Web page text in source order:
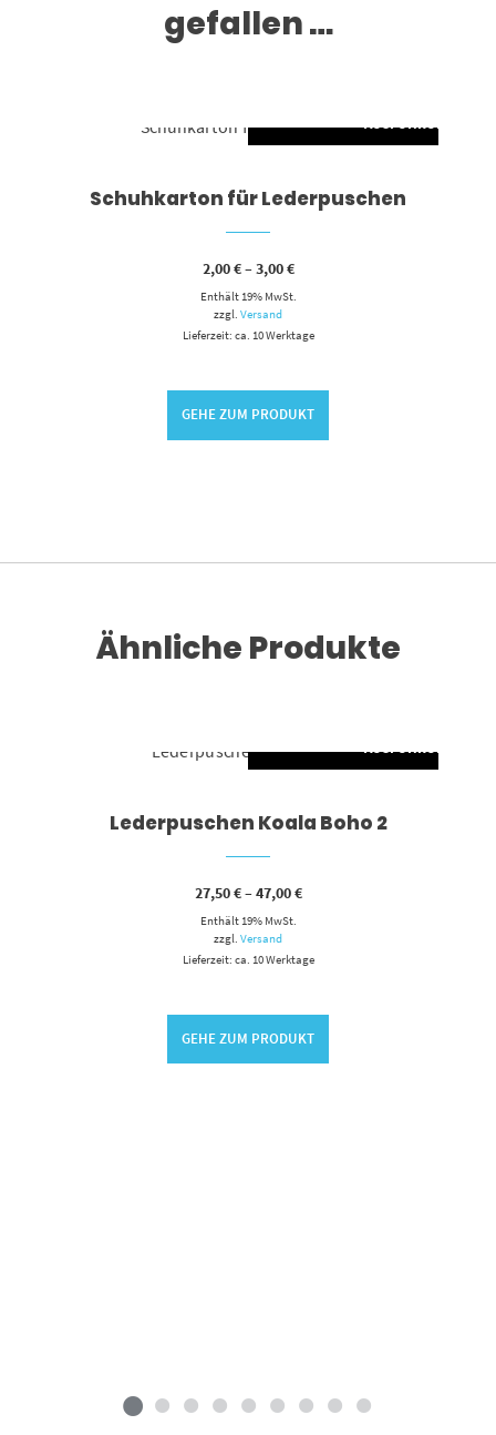
gefallen …
Dieses Produkt weist mehrere Varianten auf. Die Optionen können auf der Produktseite gewählt werden
Schuhkarton für Lederpuschen
2,00€–3,00€Preisspanne:
bis
Enthält 19% MwSt.
zzgl.Versand
Lieferzeit: ca. 10 Werktage
GEHE ZUM PRODUKT
Ähnliche Produkte
Dieses Produkt weist mehrere Varianten auf. Die Optionen können auf der Produktseite gewählt werden
Lederpuschen Koala Boho 2
27,50€–47,00€Preisspanne:
Enthält 19% MwSt.
zzgl.Versand
Lieferzeit: ca. 10 Werktage
GEHE ZUM PRODUKT